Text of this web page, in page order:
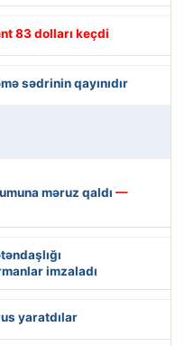
83 dolları keçdi
sədrinin qayınıdır
məruz qaldı —
imzaladı
yaratdılar